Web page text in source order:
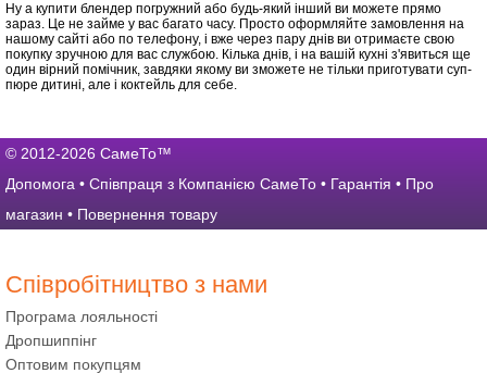
Ну а купити блендер погружний або будь-який інший ви можете прямо
зараз. Це не займе у вас багато часу. Просто оформляйте замовлення на
нашому сайті або по телефону, і вже через пару днів ви отримаєте свою
покупку зручною для вас службою. Кілька днів, і на вашій кухні з'явиться ще
один вірний помічник, завдяки якому ви зможете не тільки приготувати суп-
пюре дитині, але і коктейль для себе.
© 2012-2026 СамеТо™
Допомога • Співпраця з Компанією СамеТо • Гарантія • Про
магазин • Повернення товару
Співробітництво з нами
Програма лояльності
Дропшиппінг
Оптовим покупцям